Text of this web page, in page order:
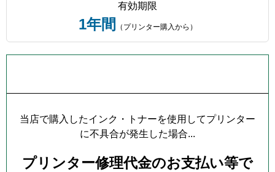
有効期限
1年間 （プリンター購入から）
当店で購入したインク・トナーを使用してプリンター
に不具合が発生した場合...
プリンター修理代金のお支払い等で